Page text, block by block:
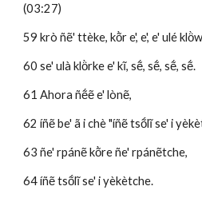
(03:27)
59 krò ñẽ' ttèke, kõ̀r e', e', e' ulé
60 se' ulà klö̀rke e' kĩ, sẽ́, sẽ́, sẽ́, sẽ́.
61 Ahora ñẽ́ẽ e' lònẽ,
62 íñẽ be' ã i chè "íñẽ tsṍlĩ se' i
63 ñe' rpánẽ kõ̀re ñe' rpánẽtche,
64 íñẽ tsṍlĩ se' i yèkètche.